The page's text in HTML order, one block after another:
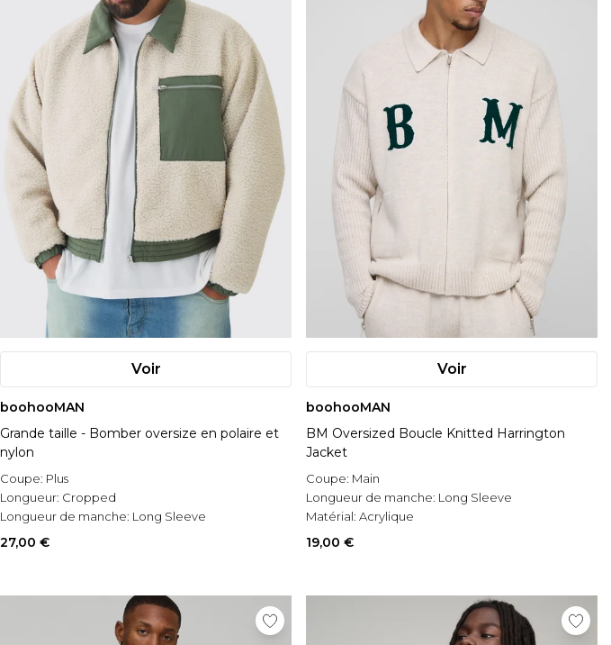
Voir
boohooMAN
Grande taille - Bomber oversize en polaire et
nylon
Coupe: Plus
Longueur: Cropped
Longueur de manche: Long Sleeve
27,00 €
Voir
boohooMAN
BM Oversized Boucle Knitted Harrington
Jacket
Coupe: Main
Longueur de manche: Long Sleeve
Matérial: Acrylique
19,00 €